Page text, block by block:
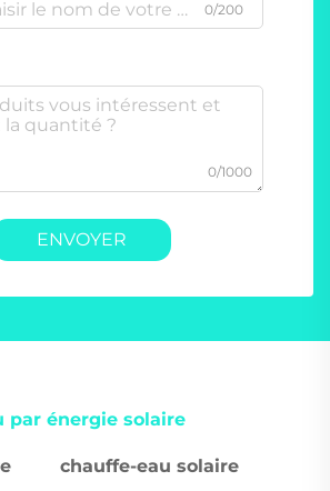
0/200
0/1000
ENVOYER
par énergie solaire
chauffe-eau solaire